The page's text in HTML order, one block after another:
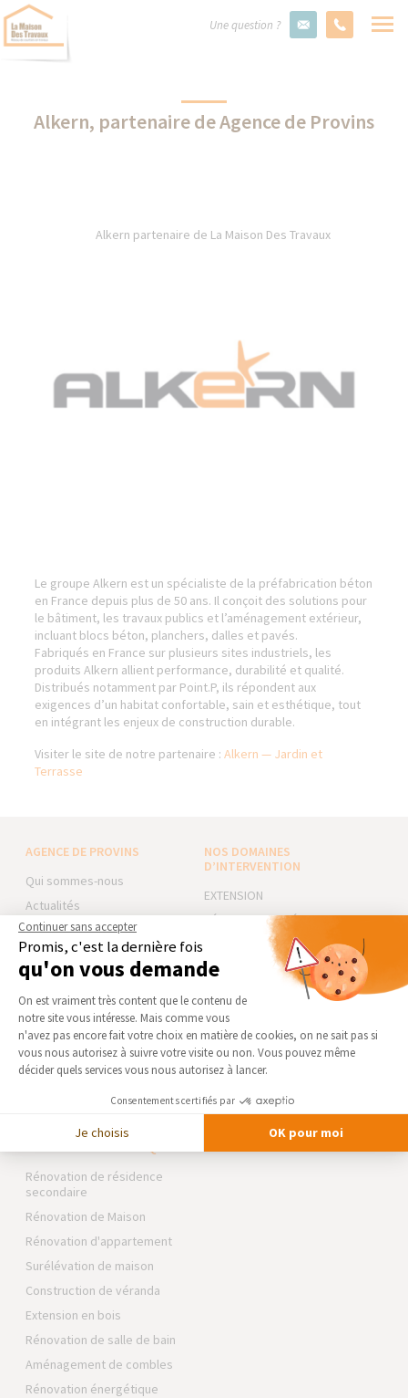
Une question ?
Alkern, partenaire de Agence de Provins
Alkern partenaire de La Maison Des Travaux
Le groupe Alkern est un spécialiste de la préfabrication béton
en France depuis plus de 50 ans. Il conçoit des solutions pour
le bâtiment, les travaux publics et l’aménagement extérieur,
incluant blocs béton, planchers, dalles et pavés.
Fabriqués en France sur plusieurs sites industriels, les
produits Alkern allient performance, durabilité et qualité.
Distribués notamment par Point.P, ils répondent aux
exigences d’un habitat confortable, sain et esthétique, tout
en intégrant les enjeux de construction durable.
Visiter le site de notre partenaire :Alkern — Jardin et
Terrasse
AGENCE DE PROVINS
Qui sommes-nous
Actualités
Notre charte qualité
Partenaires
Trouver une agence
Devenir franchisé
Foire aux Questions
Conditions générales
d’intervention
Mentions légales
NOS DOMAINES
D’INTERVENTION
EXTENSION
RÉNOVATION INTÉRIEURE
TRAVAUX EXTÉRIEURS
NOS PARTENAIRES
Expert Bricolage
Intégrer notre réseau
Des travaux pour les pros ?
Rénovation de résidence
secondaire
Rénovation de Maison
Rénovation d'appartement
Surélévation de maison
Construction de véranda
Extension en bois
Rénovation de salle de bain
Aménagement de combles
Rénovation énergétique
Continuer sans accepter
Promis, c'est la dernière fois
qu'on vous demande
Plateforme de Gestion du
On est vraiment très content que le contenu de
notre site vous intéresse. Mais comme vous
n'avez pas encore fait votre choix en matière de cookies, on ne sait pas si
vous nous autorisez à suivre votre visite ou non. Vous pouvez même
décider quels services vous nous autorisez à lancer.
Consentements certifiés par
Je choisis OK pour moi
Axeptio consent